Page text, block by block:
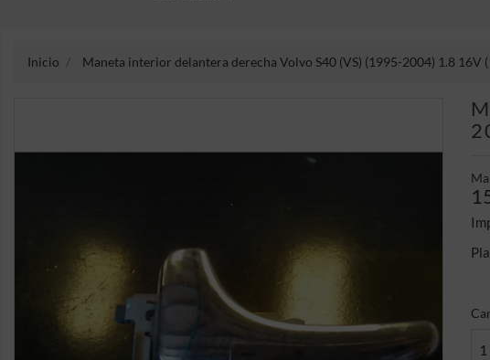
Inicio Maneta interior delantera derecha Volvo S40 (VS) (1995-2004) 1.8 16V